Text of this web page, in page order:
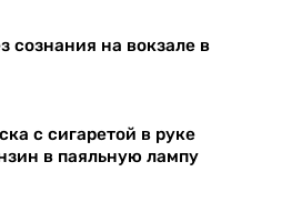
сознания на вокзале в
с сигаретой в руке
в паяльную лампу